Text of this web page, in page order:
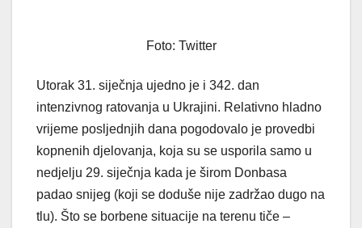
Foto: Twitter
Utorak 31. siječnja ujedno je i 342. dan
intenzivnog ratovanja u Ukrajini. Relativno hladno
vrijeme posljednjih dana pogodovalo je provedbi
kopnenih djelovanja, koja su se usporila samo u
nedjelju 29. siječnja kada je širom Donbasa
padao snijeg (koji se doduše nije zadržao dugo na
tlu). Što se borbene situacije na terenu tiče –